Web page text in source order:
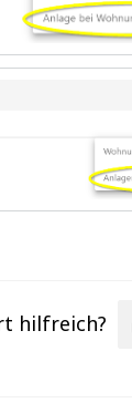
hilfreich?